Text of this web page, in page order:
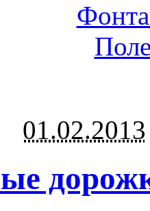
01.02.2013